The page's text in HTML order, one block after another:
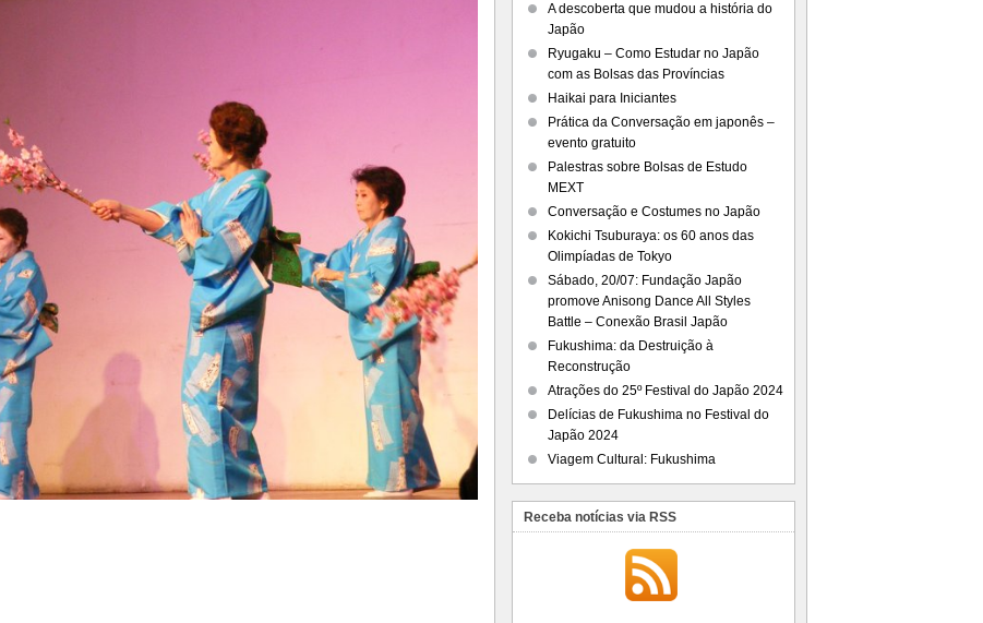
A descoberta que mudou a história do
Japão
Ryugaku – Como Estudar no Japão
com as Bolsas das Províncias
Haikai para Iniciantes
Prática da Conversação em japonês –
evento gratuito
Palestras sobre Bolsas de Estudo
MEXT
Conversação e Costumes no Japão
Kokichi Tsuburaya: os 60 anos das
Olimpíadas de Tokyo
Sábado, 20/07: Fundação Japão
promove Anisong Dance All Styles
Battle – Conexão Brasil Japão
Fukushima: da Destruição à
Reconstrução
Atrações do 25º Festival do Japão 2024
Delícias de Fukushima no Festival do
Japão 2024
Viagem Cultural: Fukushima
Receba notícias via RSS